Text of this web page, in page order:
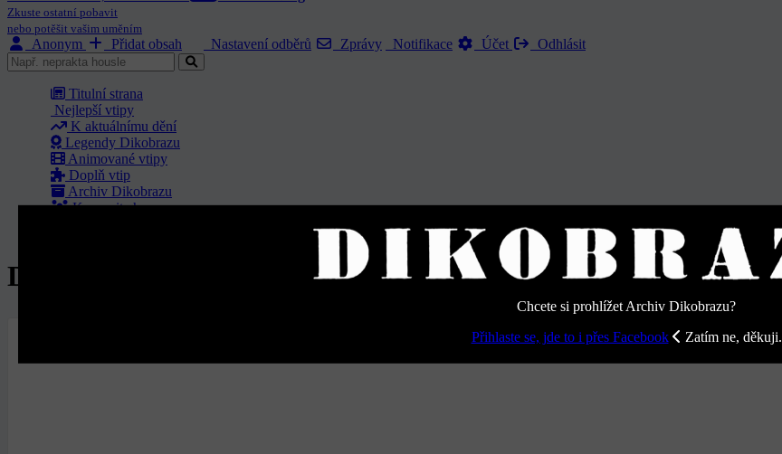
Zkuste ostatní pobavit
nebo potěšit vašim uměním
Anonym Přidat obsah Nastavení odběrů Zprávy Notifikace Účet Odhlásit
Titulní strana
Nejlepší vtipy
K aktuálnímu dění
Legendy Dikobrazu
Animované vtipy
Doplň vtip
Archiv Dikobrazu
Komunita humoru
Chcete si prohlížet Archiv Dikobrazu?
Přihlaste se, jde to i přes Facebook
Zatím ne, děkuji.
Dikobraz ročník 1982 - Číslo 91 - Strana 16